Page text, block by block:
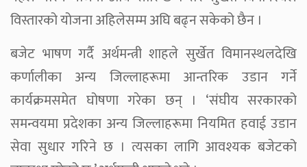
विस्तारको योजना अहिलेसम्म अघि बढ्न सकेको छैन ।
बजेट भाषण गर्दै अर्थमन्त्री शाहले सुर्खेत विमानस्थलदेखि
कर्णालीका अन्य जिल्लाहरूमा आन्तरिक उडान गर्ने
कार्यक्रमसमेत घोषणा गरेका छन् । ‘संघीय सरकारको
समन्वयमा प्रदेशका अन्य जिल्लाहरूमा नियमित हवाई उडान
सेवा सुधार गरिने छ । त्यसका लागि आवश्यक बजेटको